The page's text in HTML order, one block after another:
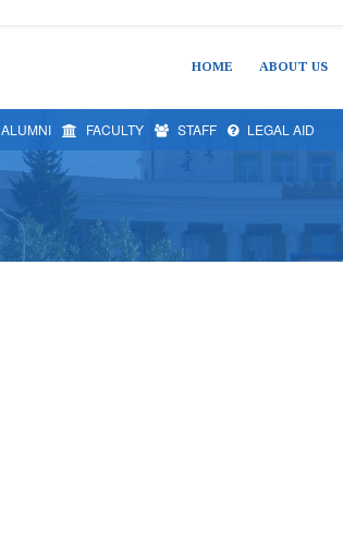
HOME ABOUT US
ALUMNI FACULTY STAFF LEGAL AID